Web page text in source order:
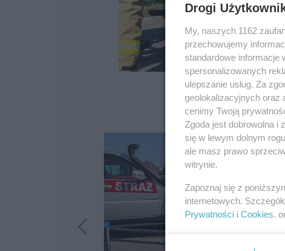
Drogi
My, naszych 1162
przechowujemy
standardowe informacje
spersonalizowanych
ulepszanie usług. Za
geolokalizacyjnych oraz
cenimy Twoją
Zgoda jest dobrowolna
się w lewym dolnym
ale masz prawo
witrynie.
Zapoznaj się z
internetowych.
Prywatności i Cookies.